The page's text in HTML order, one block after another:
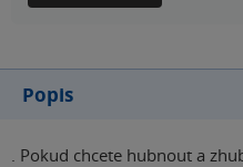
Popis
. Pokud chcete hubnout a